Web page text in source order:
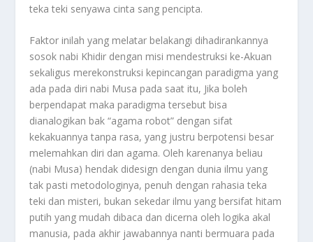
teka teki senyawa cinta sang pencipta.
Faktor inilah yang melatar belakangi dihadirankannya
sosok nabi Khidir dengan misi mendestruksi ke-Akuan
sekaligus merekonstruksi kepincangan paradigma yang
ada pada diri nabi Musa pada saat itu, Jika boleh
berpendapat maka paradigma tersebut bisa
dianalogikan bak “agama robot” dengan sifat
kekakuannya tanpa rasa, yang justru berpotensi besar
melemahkan diri dan agama. Oleh karenanya beliau
(nabi Musa) hendak didesign dengan dunia ilmu yang
tak pasti metodologinya, penuh dengan rahasia teka
teki dan misteri, bukan sekedar ilmu yang bersifat hitam
putih yang mudah dibaca dan dicerna oleh logika akal
manusia, pada akhir jawabannya nanti bermuara pada